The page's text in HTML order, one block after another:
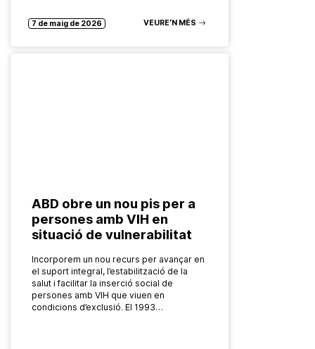
7 de maig de 2026 VEURE’N MÉS
ABD obre un nou pis per a
persones amb VIH en
situació de vulnerabilitat
Incorporem un nou recurs per avançar en
el suport integral, l’estabilització de la
salut i facilitar la inserció social de
persones amb VIH que viuen en
condicions d’exclusió. El 1993…